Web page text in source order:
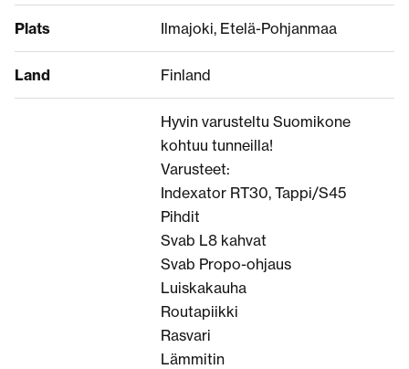
Plats Ilmajoki, Etelä-Pohjanmaa
Land Finland
Hyvin varusteltu Suomikone
kohtuu tunneilla!
Varusteet:
Indexator RT30, Tappi/S45
Pihdit
Svab L8 kahvat
Svab Propo-ohjaus
Luiskakauha
Routapiikki
Rasvari
Lämmitin